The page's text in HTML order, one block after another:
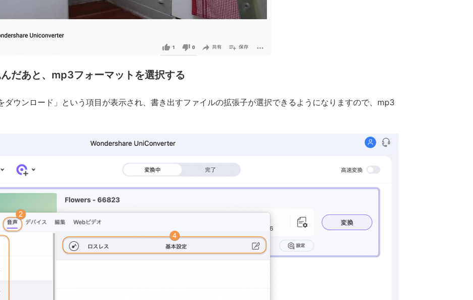
だあと、mp3フォーマットを選択する
ダウンロード」という項目が表示され、書き出すファイルの拡張子が選択できるようになりますので、mp3